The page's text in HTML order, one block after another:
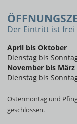
Der Eintritt ist frei
April bis Oktober
Dienstag bis
November bis März
Dienstag bis
Ostermontag und
geschlossen.